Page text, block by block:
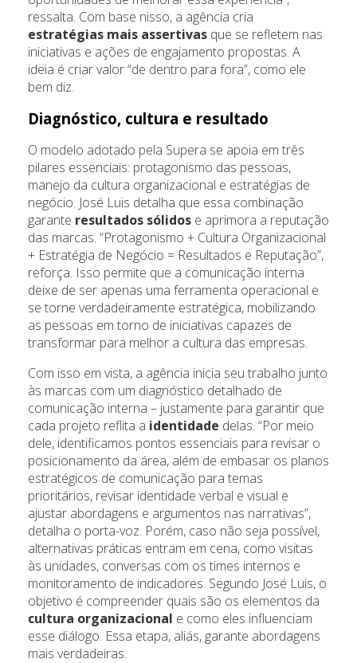
ressalta. Com base nisso, a agência cria
estratégias mais assertivas que se refletem nas
iniciativas e ações de engajamento propostas. A
ideia é criar valor “de dentro para fora”, como ele
bem diz.
Diagnóstico, cultura e resultado
O modelo adotado pela Supera se apoia em três
pilares essenciais: protagonismo das pessoas,
manejo da cultura organizacional e estratégias de
negócio. José Luis detalha que essa combinação
garante resultados sólidos e aprimora a reputação
das marcas. “Protagonismo + Cultura Organizacional
+ Estratégia de Negócio = Resultados e Reputação”,
reforça. Isso permite que a comunicação interna
deixe de ser apenas uma ferramenta operacional e
se torne verdadeiramente estratégica, mobilizando
as pessoas em torno de iniciativas capazes de
transformar para melhor a cultura das empresas.
Com isso em vista, a agência inicia seu trabalho junto
às marcas com um diagnóstico detalhado de
comunicação interna – justamente para garantir que
cada projeto reflita a identidade delas. “Por meio
dele, identificamos pontos essenciais para revisar o
posicionamento da área, além de embasar os planos
estratégicos de comunicação para temas
prioritários, revisar identidade verbal e visual e
ajustar abordagens e argumentos nas narrativas”,
detalha o porta-voz. Porém, caso não seja possível,
alternativas práticas entram em cena, como visitas
às unidades, conversas com os times internos e
monitoramento de indicadores. Segundo José Luis, o
objetivo é compreender quais são os elementos da
cultura organizacional e como eles influenciam
esse diálogo. Essa etapa, aliás, garante abordagens
mais verdadeiras.